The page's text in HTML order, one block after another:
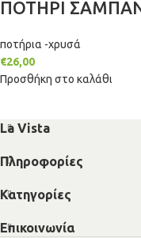
ΠΟΤΗΡΙ
ποτήρια -χρυσά
€26,00
Προσθήκη στο καλάθι
La Vista
Πληροφορίες
Κατηγορίες
Επικοινωνία